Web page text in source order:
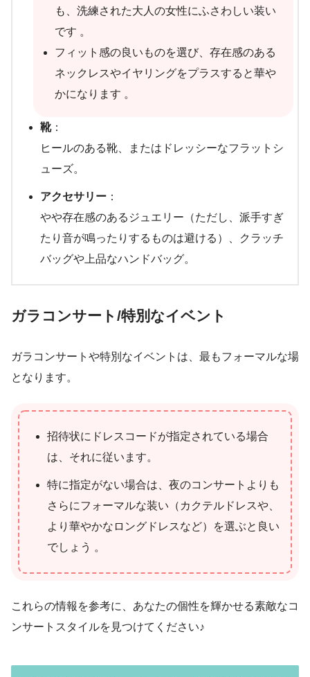
も、洗練された大人の女性にふさわしい装い
です 。
フィット感の良いものを選び、存在感のある
ネックレスやイヤリングをプラスすると華や
かになります 。
靴：
ヒールのある靴、またはドレッシーなフラットシ
ューズ。
アクセサリー ：
やや存在感のあるジュエリー（ただし、派手すぎ
たり音が鳴ったりするものは避ける）、クラッチ
バッグや上品なハンドバッグ。
ガラコンサート/特別なイベント
ガラコンサートや特別なイベントは、最もフォーマルな場
となります。
招待状にドレスコードが指定されている場合
は、それに従います。
特に指定がない場合は、夜のコンサートよりも
さらにフォーマルな装い（カクテルドレスや、
より華やかなロングドレスなど）を選ぶと良い
でしょう 。
これらの情報を参考に、あなたの個性を輝かせる素敵なコ
ンサートスタイルを見つけてください♪